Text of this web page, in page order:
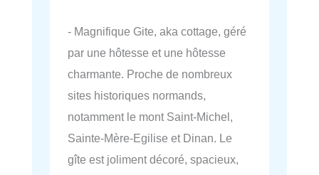
- Magnifique Gite, aka cottage, géré
par une hôtesse et une hôtesse
charmante. Proche de nombreux
sites historiques normands,
notamment le mont Saint-Michel,
Sainte-Mère-Egilise et Dinan. Le
gîte est joliment décoré, spacieux,